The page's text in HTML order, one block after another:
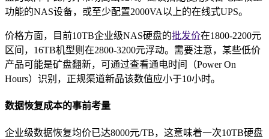
功能的NAS设备，或至少配置2000VA以上的在线式UPS。
价格方面，目前10TB企业级NAS硬盘的批发价在1800-2200元
区间，16TB机型则在2800-3200元浮动。需要注意，某些低价
产品可能是矿盘翻新，可通过查看通电时间（Power On
Hours）识别，正规渠道新品该数值应小于10小时。
数据恢复成本的事前考量
企业级数据恢复均价已达8000元/TB，这意味着一次10TB硬盘